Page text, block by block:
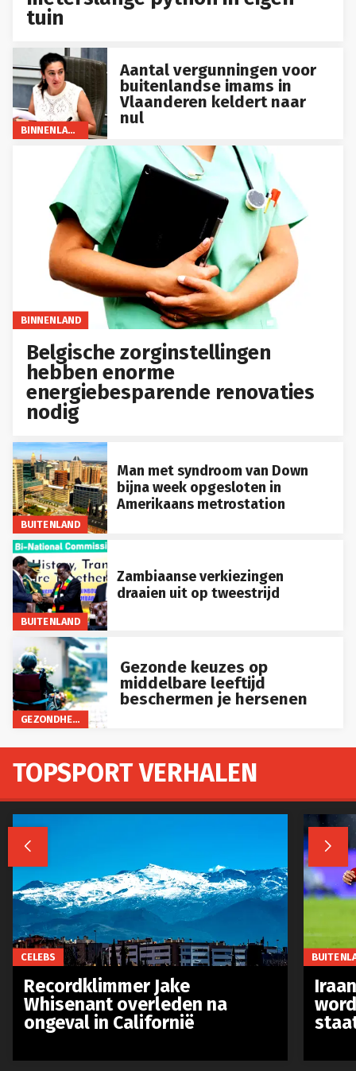
tuin
BINNENLAND
Aantal vergunningen voor
buitenlandse imams in
Vlaanderen keldert naar
nul
BINNENLAND
Belgische zorginstellingen
hebben enorme
energiebesparende renovaties
nodig
BUITENLAND
Man met syndroom van Down
bijna week opgesloten in
Amerikaans metrostation
BUITENLAND
Zambiaanse verkiezingen
draaien uit op tweestrijd
GEZONDHEID
Gezonde keuzes op
middelbare leeftijd
beschermen je hersenen
TOPSPORT VERHALEN
 
CELEBS
Recordklimmer Jake
Whisenant overleden na
ongeval in Californië